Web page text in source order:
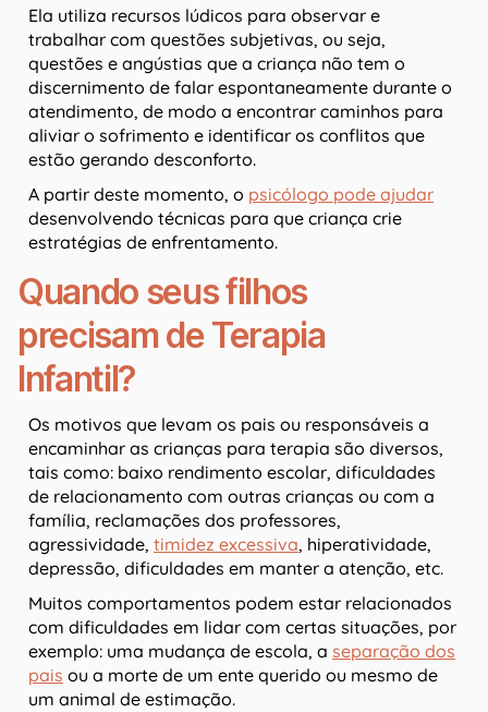
Ela utiliza recursos lúdicos para observar e
trabalhar com questões subjetivas, ou seja,
questões e angústias que a criança não tem o
discernimento de falar espontaneamente durante o
atendimento, de modo a encontrar caminhos para
aliviar o sofrimento e identificar os conflitos que
estão gerando desconforto.
A partir deste momento, o psicólogo pode ajudar
desenvolvendo técnicas para que criança crie
estratégias de enfrentamento.
Quando seus filhos
precisam de Terapia
Infantil?
Os motivos que levam os pais ou responsáveis a
encaminhar as crianças para terapia são diversos,
tais como: baixo rendimento escolar, dificuldades
de relacionamento com outras crianças ou com a
família, reclamações dos professores,
agressividade, timidez excessiva, hiperatividade,
depressão, dificuldades em manter a atenção, etc.
Muitos comportamentos podem estar relacionados
com dificuldades em lidar com certas situações, por
exemplo: uma mudança de escola, a separação dos
pais ou a morte de um ente querido ou mesmo de
um animal de estimação.